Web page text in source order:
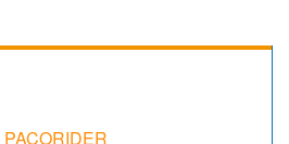
PACORIDER